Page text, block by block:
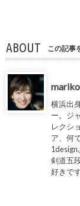
ABOUT この記事
mariko
横浜出
ー。ジ
レクシ
ア、何
剣道五
好きで